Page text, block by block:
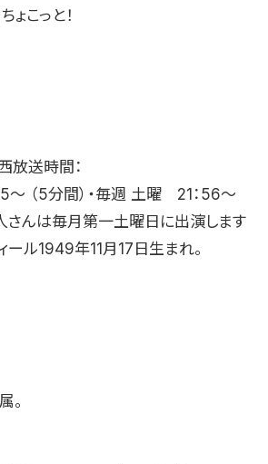
こっと！
放送時間：
〜 （5分間）・毎週 土曜 21：56〜
さんは毎月第一土曜日に出演します
ル1949年11月17日生まれ。
。